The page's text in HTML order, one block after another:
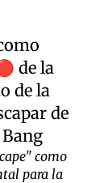
de la
de la
de
como
para la